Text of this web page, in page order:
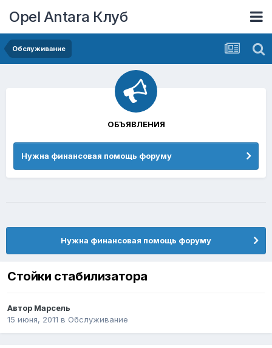
Opel Antara Клуб
Обслуживание
Нужна финансовая помощь форуму
Стойки стабилизатора
Автор Марсель
15 июня, 2011 в Обслуживание
ОБЪЯВЛЕНИЯ
Нужна финансовая помощь форуму